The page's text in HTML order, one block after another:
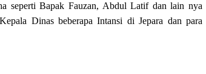
seperti Bapak Fauzan, Abdul Latif dan lain nya
Dinas beberapa Intansi di Jepara dan para